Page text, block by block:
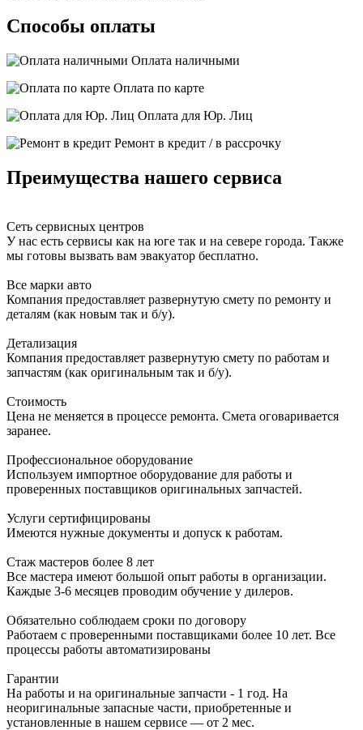
Способы оплаты
Оплата наличными
Оплата по карте
Оплата для Юр. Лиц
Ремонт в кредит / в рассрочку
Преимущества нашего сервиса
Сеть сервисных центров
У нас есть сервисы как на юге так и на севере города. Также
мы готовы вызвать вам эвакуатор бесплатно.
Все марки авто
Компания предоставляет развернутую смету по ремонту и
деталям (как новым так и б/у).
Детализация
Компания предоставляет развернутую смету по работам и
запчастям (как оригинальным так и б/у).
Стоимость
Цена не меняется в процессе ремонта. Смета оговаривается
заранее.
Профессиональное оборудование
Используем импортное оборудование для работы и
проверенных поставщиков оригинальных запчастей.
Услуги сертифицированы
Имеются нужные документы и допуск к работам.
Стаж мастеров более 8 лет
Все мастера имеют большой опыт работы в организации.
Каждые 3-6 месяцев проводим обучение у дилеров.
Обязательно соблюдаем сроки по договору
Работаем с проверенными поставщиками более 10 лет. Все
процессы работы автоматизированы
Гарантии
На работы и на оригинальные запчасти - 1 год. На
неоригинальные запасные части, приобретенные и
установленные в нашем сервисе — от 2 мес.